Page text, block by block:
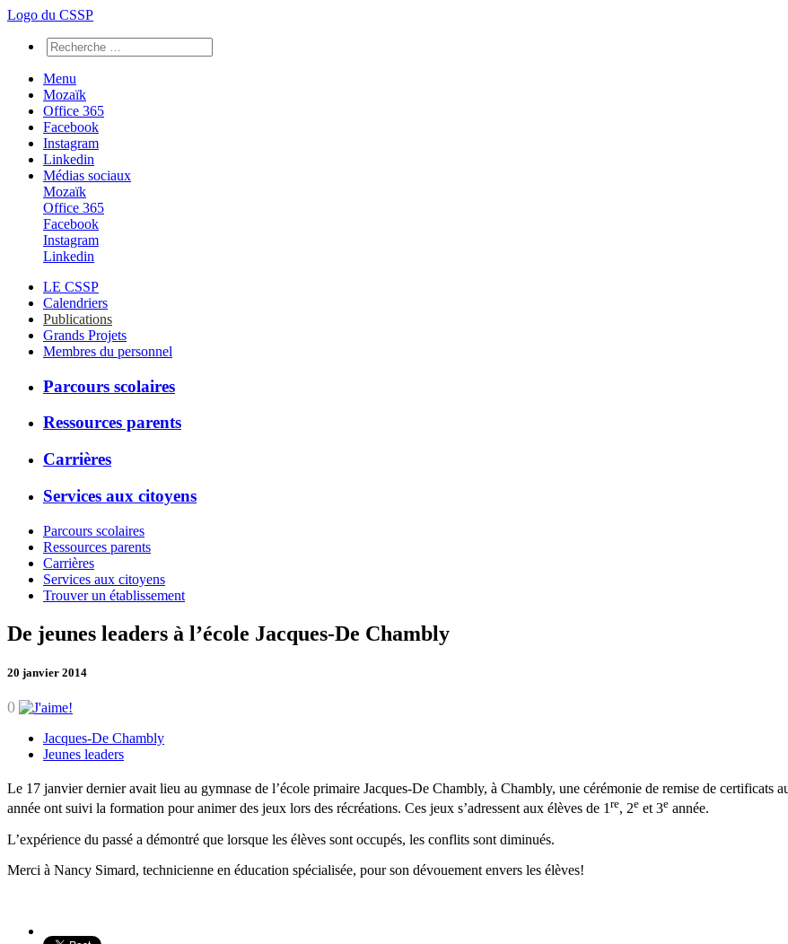
Logo du CSSP
Menu
Mozaïk
Office 365
Facebook
Instagram
Linkedin
Médias sociaux
Mozaïk
Office 365
Facebook
Instagram
Linkedin
LE CSSP
Calendriers
Publications
Grands Projets
Membres du personnel
Parcours scolaires
Ressources parents
Carrières
Services aux citoyens
Parcours scolaires
Ressources parents
Carrières
Services aux citoyens
Trouver un établissement
De jeunes leaders à l’école Jacques-De Chambly
20 janvier 2014
0
Jacques-De Chambly
Jeunes leaders
Le 17 janvier dernier avait lieu au gymnase de l’école primaire Jacques-De Chambly, à Chambly, une cérémonie de remise de certificats
année ont suivi la formation pour animer des jeux lors des récréations. Ces jeux s’adressent aux élèves de 1re, 2e et 3e année.
L’expérience du passé a démontré que lorsque les élèves sont occupés, les conflits sont diminués.
Merci à Nancy Simard, technicienne en éducation spécialisée, pour son dévouement envers les élèves!